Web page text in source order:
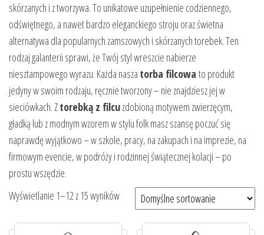
skórzanych i z tworzywa. To unikatowe uzupełnienie codziennego,
odświętnego, a nawet bardzo eleganckiego stroju oraz świetna
alternatywa dla popularnych zamszowych i skórzanych torebek. Ten
rodzaj galanterii sprawi, że Twój styl wreszcie nabierze
niesztampowego wyrazu. Każda nasza torba filcowa to produkt
jedyny w swoim rodzaju, ręcznie tworzony – nie znajdziesz jej w
sieciówkach. Ztorebką z filcuzdobioną motywem zwierzęcym,
gładką lub z modnym wzorem w stylu folk masz szansę poczuć się
naprawdę wyjątkowo – w szkole, pracy, na zakupach i na imprezie, na
firmowym evencie, w podróży i rodzinnej świątecznej kolacji – po
prostu wszędzie.
Wyświetlanie 1–12 z 15 wyników